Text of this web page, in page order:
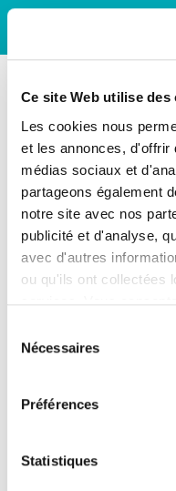
Ce site Web utilise des
Les cookies nous
et les annonces, d'offrir
médias sociaux et
partageons également
notre site avec nos
publicité et d'analyse,
avec d'autres
ou qu'ils ont collectées
Nécessaires
Préférences
Statistiques